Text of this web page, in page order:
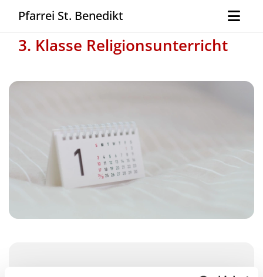
Pfarrei St. Benedikt
3. Klasse Religionsunterricht